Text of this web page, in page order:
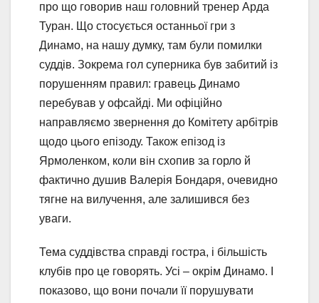
про що говорив наш головний тренер Арда
Туран. Що стосується останньої гри з
Динамо, на нашу думку, там були помилки
суддів. Зокрема гол суперника був забитий із
порушенням правил: гравець Динамо
перебував у офсайді. Ми офіційно
направляємо звернення до Комітету арбітрів
щодо цього епізоду. Також епізод із
Ярмоленком, коли він схопив за горло й
фактично душив Валерія Бондаря, очевидно
тягне на вилучення, але залишився без
уваги.
Тема суддівства справді гостра, і більшість
клубів про це говорять. Усі – окрім Динамо. І
показово, що вони почали її порушувати